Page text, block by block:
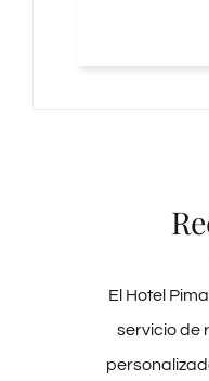
El Hotel
servicio de